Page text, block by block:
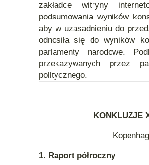
zakładce witryny
podsumowania wyników
aby w uzasadnieniu do
odnosiła się do wyników
parlamenty narodowe.
przekazywanych przez
politycznego.
KONKLUZJE
1. Raport półroczny